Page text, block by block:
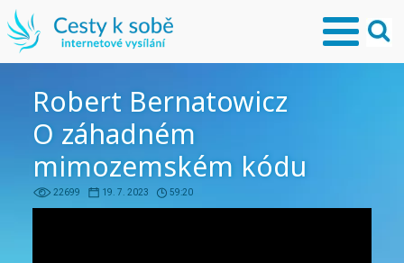
Robert Bernatowicz
O záhadném
mimozemském kódu
22699 19. 7. 2023 59:20